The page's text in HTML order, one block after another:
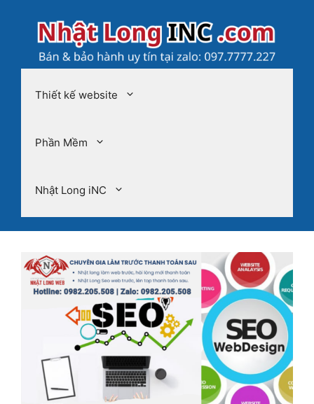
Thiết kế website
Phần Mềm
Nhật Long iNC